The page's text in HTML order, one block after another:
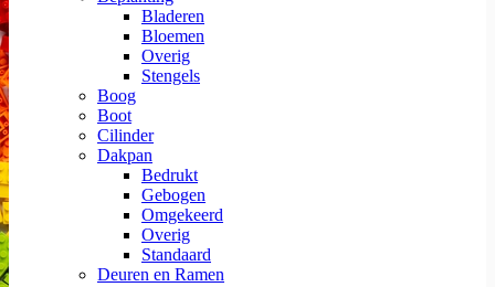
Bladeren
Bloemen
Overig
Stengels
Boog
Boot
Cilinder
Dakpan
Bedrukt
Gebogen
Omgekeerd
Overig
Standaard
Deuren en Ramen